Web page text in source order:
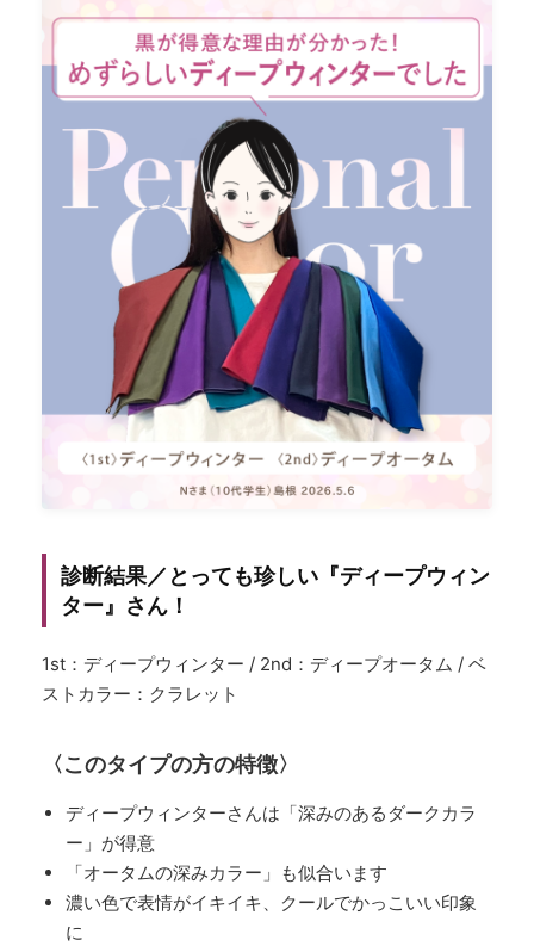
診断結果／とっても珍しい『ディープウィン
ター』さん！
1st：ディープウィンター / 2nd：ディープオータム / ベ
ストカラー：クラレット
〈このタイプの方の特徴〉
ディープウィンターさんは「深みのあるダークカラ
ー」が得意
「オータムの深みカラー」も似合います
濃い色で表情がイキイキ、クールでかっこいい印象
に